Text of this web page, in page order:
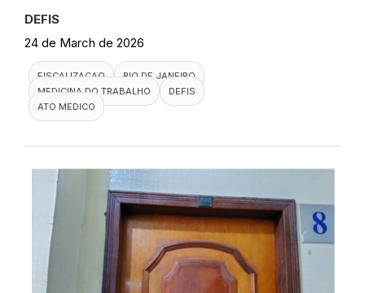
DEFIS
24 de March de 2026
FISCALIZACAO
RIO DE JANEIRO
MEDICINA DO TRABALHO
DEFIS
ATO MEDICO